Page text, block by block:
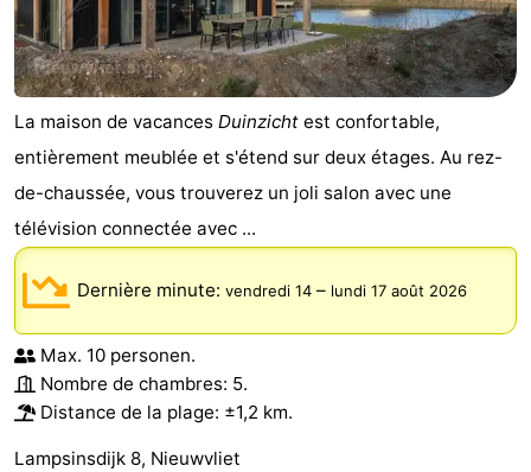
La maison de vacances Duinzicht est confortable,
entièrement meublée et s'étend sur deux étages. Au rez-
de-chaussée, vous trouverez un joli salon avec une
télévision connectée avec ...
Dernière minute: vendredi 14 – lundi 17 août 2026
Max. 10 personen.
Nombre de chambres: 5.
Distance de la plage: ±1,2 km.
Lampsinsdijk 8, Nieuwvliet